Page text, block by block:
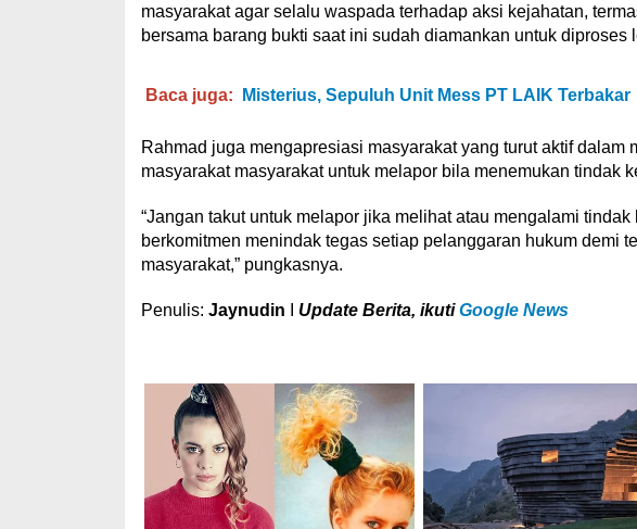
masyarakat agar selalu waspada terhadap aksi kejahatan,
bersama barang bukti saat ini sudah diamankan untuk diproses
Baca juga: Misterius, Sepuluh Unit Mess PT LAIK Terbakar
Rahmad juga mengapresiasi masyarakat yang turut aktif dalam
masyarakat masyarakat untuk melapor bila menemukan tindak
“Jangan takut untuk melapor jika melihat atau mengalami
berkomitmen menindak tegas setiap pelanggaran hukum demi
masyarakat,” pungkasnya.
Penulis: Jaynudin Update Berita, ikutiGoogle News